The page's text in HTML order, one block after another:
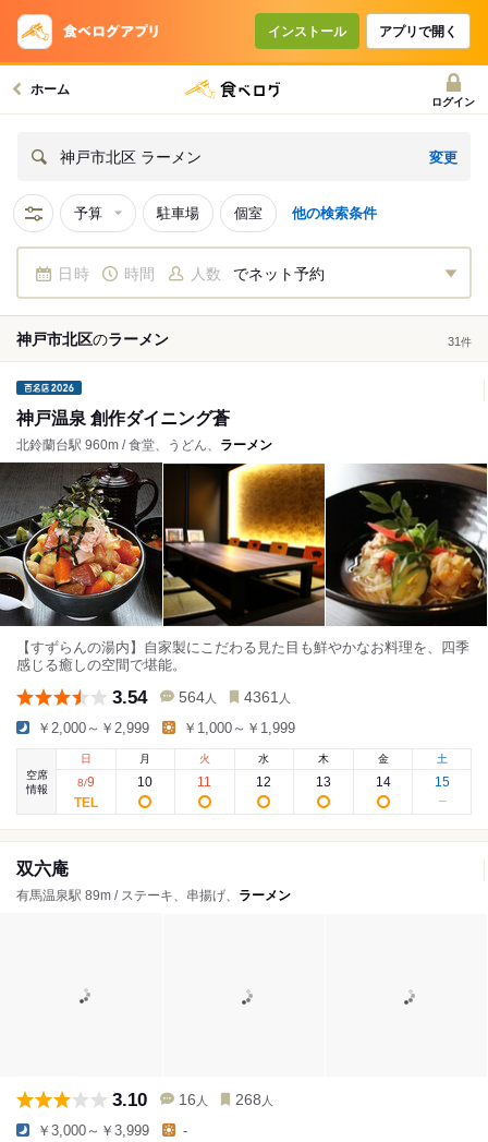
インストール アプリで開く
ホーム
ログイン
神戸市北区 ラーメン 変更
予算 駐車場 個室 他の検索条件
日時 時間 人数 でネット予約
神戸市北区のラーメン 31 件
神戸温泉 創作ダイニング蒼
北鈴蘭台駅 960m / 食堂、うどん、 ラーメン
【すずらんの湯内】自家製にこだわる見た目も鮮やかなお料理を、四季
感じる癒しの空間で堪能。
3.54 564 人 4361 人
￥2,000～￥2,999 ￥1,000～￥1,999
空席
情報
日
8/9
月
10
火
11
水
12
木
13
金
14
土
15
双六庵
有馬温泉駅 89m / ステーキ、串揚げ、 ラーメン
3.10 16 人 268 人
￥3,000～￥3,999 -